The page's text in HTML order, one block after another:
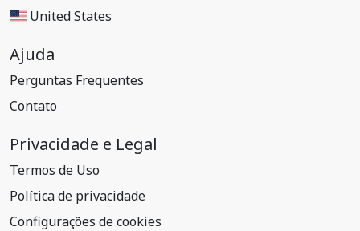
United States
Ajuda
Perguntas Frequentes
Contato
Privacidade e Legal
Termos de Uso
Política de privacidade
Configurações de cookies